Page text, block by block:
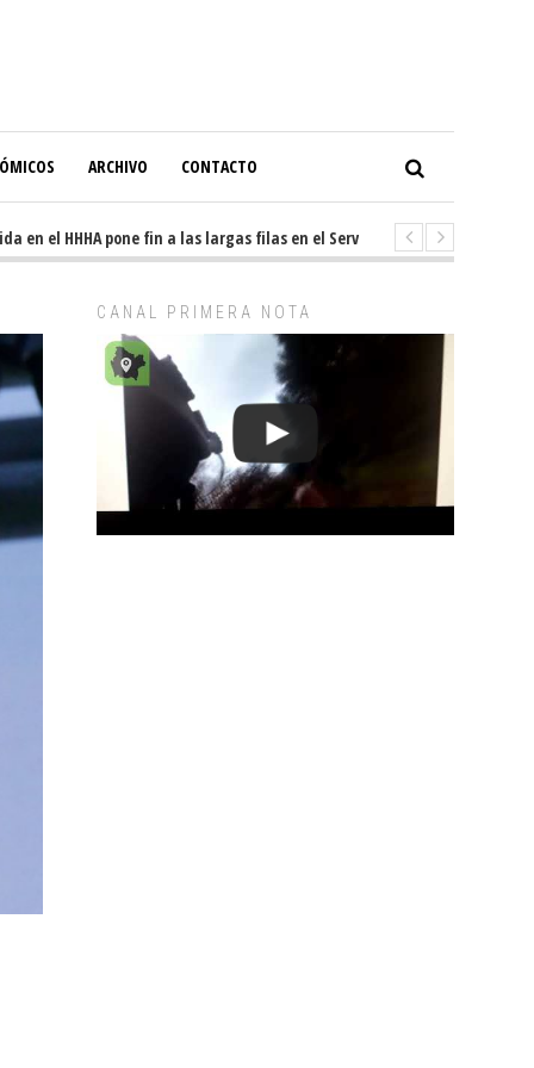
ARCHIVO CONTACTO
el HHHA pone fin a las largas filas en el Servicio de Imagenología
CANAL PRIMERA NOTA